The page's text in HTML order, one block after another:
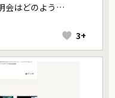
会はどのよう…
3+